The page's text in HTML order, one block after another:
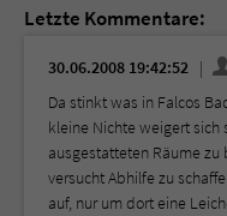
Letzte Kommentare:
30.06.2008 19:42:52
Da stinkt was in Falcos
kleine Nichte weigert
ausgestatteten Räume
versucht Abhilfe zu
auf, nur um dort eine